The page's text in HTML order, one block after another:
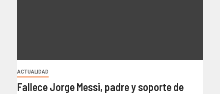
ACTUALIDAD
Fallece Jorge Messi, padre y soporte de